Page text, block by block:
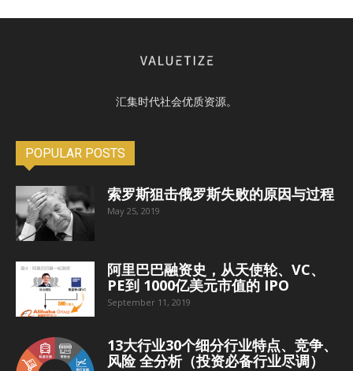
汇集时代社会优质资源。
POPULAR POSTS
索罗斯狙击俄罗斯失败的原因与过程
May 25, 2019
阿里巴巴融资史，从天使轮、VC、
PE到 1000亿美元市值的 IPO
September 11, 2019
13大行业30个细分行业特点、竞争、
风险 全分析（投资必备行业尽调）